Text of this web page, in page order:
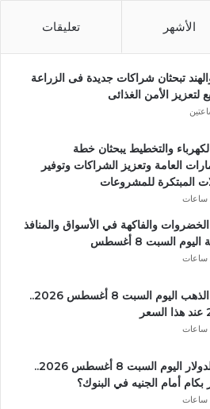
الأشهر تعليقات
تبحثان شراكات جديدة فى الزراعة
لتعزيز الأمن الغذائى
والتخطيط يبحثان خطة
العامة وتعزيز الشراكات وتوفير
المبتكرة للمشروعات
والفاكهة في الأسواق والمنافذ
السبت 8 أغسطس
أسعار الذهب اليوم السبت 8 أغسطس 2026..
سعر الدولار اليوم السبت 8 أغسطس 2026..
بكام أمام الجنيه في البنوك؟